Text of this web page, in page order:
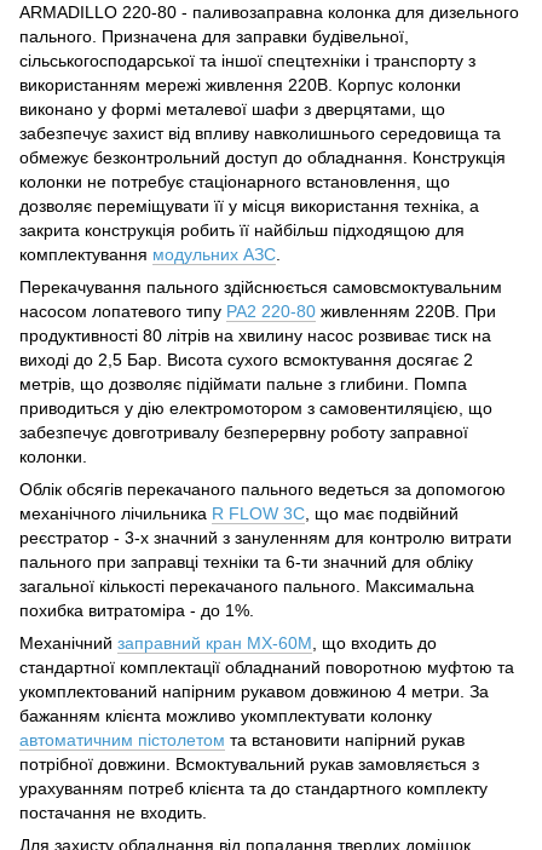
ARMADILLO 220-80 - паливозаправна колонка для дизельного
пального. Призначена для заправки будівельної,
сільськогосподарської та іншої спецтехніки і транспорту з
використанням мережі живлення 220В. Корпус колонки
виконано у формі металевої шафи з дверцятами, що
забезпечує захист від впливу навколишнього середовища та
обмежує безконтрольний доступ до обладнання. Конструкція
колонки не потребує стаціонарного встановлення, що
дозволяє переміщувати її у місця використання техніка, а
закрита конструкція робить її найбільш підходящою для
комплектування модульних АЗС
Перекачування пального здійснюється самовсмоктувальним
насосом лопатевого типу PA2 220-80 живленням 220В. При
продуктивності 80 літрів на хвилину насос розвиває тиск на
виході до 2,5 Бар. Висота сухого всмоктування досягає 2
метрів, що дозволяє підіймати пальне з глибини. Помпа
приводиться у дію електромотором з самовентиляцією, що
забезпечує довготривалу безперервну роботу заправної
колонки.
Облік обсягів перекачаного пального ведеться за допомогою
механічного лічильника R FLOW 3C , що має подвійний
реєстратор - 3-х значний з зануленням для контролю витрати
пального при заправці техніки та 6-ти значний для обліку
загальної кількості перекачаного пального. Максимальна
похибка витратоміра - до 1%.
Механічний заправний кран MX-60M , що входить до
стандартної комплектації обладнаний поворотною муфтою та
укомплектований напірним рукавом довжиною 4 метри. За
бажанням клієнта можливо укомплектувати колонку
автоматичним пістолетом та встановити напірний рукав
потрібної довжини. Всмоктувальний рукав замовляється з
урахуванням потреб клієнта та до стандартного комплекту
постачання не входить.
Для захисту обладнання від попадання твердих домішок